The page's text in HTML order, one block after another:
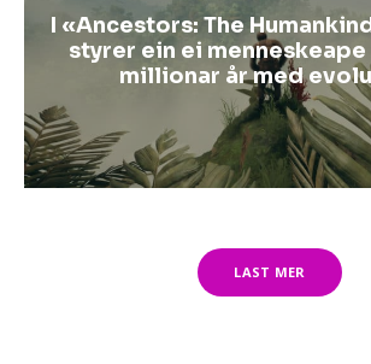
I «Ancestors: The
styrer ein ei
millionar år med
LAST MER